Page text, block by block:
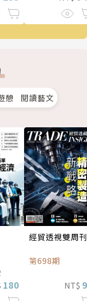
憩 閱讀藝文
180
經貿透視雙周刊
第698期
NT$